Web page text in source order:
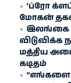
‘ப்ரோ
மோகன்
இலங்கை
விடுவிக்க
மத்திய
கடிதம்
“எங்களை